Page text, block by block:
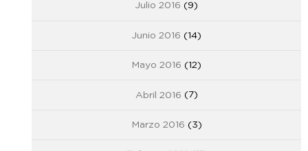
Julio 2016 (9)
Junio 2016 (14)
Mayo 2016 (12)
Abril 2016 (7)
Marzo 2016 (3)